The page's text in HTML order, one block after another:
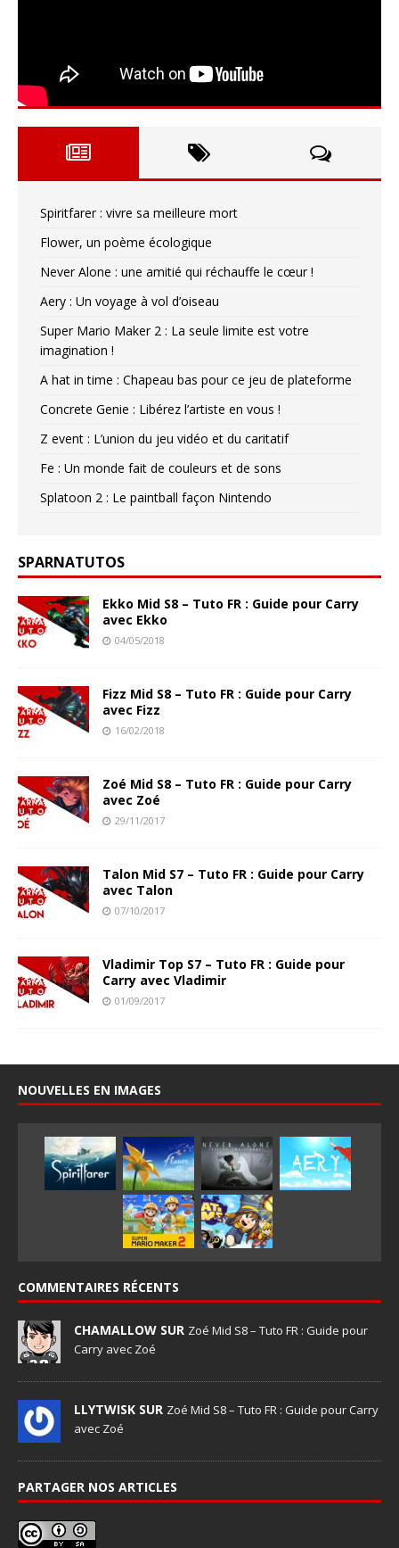
Spiritfarer : vivre sa meilleure mort
Flower, un poème écologique
Never Alone : une amitié qui réchauffe le cœur !
Aery : Un voyage à vol d’oiseau
Super Mario Maker 2 : La seule limite est votre
imagination !
A hat in time : Chapeau bas pour ce jeu de plateforme
Concrete Genie : Libérez l’artiste en vous !
Z event : L’union du jeu vidéo et du caritatif
Fe : Un monde fait de couleurs et de sons
Splatoon 2 : Le paintball façon Nintendo
SPARNATUTOS
Ekko Mid S8 – Tuto FR : Guide pour Carry
avec Ekko
04/05/2018
Fizz Mid S8 – Tuto FR : Guide pour Carry
avec Fizz
16/02/2018
Zoé Mid S8 – Tuto FR : Guide pour Carry
avec Zoé
29/11/2017
Talon Mid S7 – Tuto FR : Guide pour Carry
avec Talon
07/10/2017
Vladimir Top S7 – Tuto FR : Guide pour
Carry avec Vladimir
01/09/2017
NOUVELLES EN IMAGES
COMMENTAIRES RÉCENTS
CHAMALLOW SUR Zoé Mid S8 – Tuto FR : Guide pour
Carry avec Zoé
LLYTWISK SUR Zoé Mid S8 – Tuto FR : Guide pour Carry
avec Zoé
PARTAGER NOS ARTICLES